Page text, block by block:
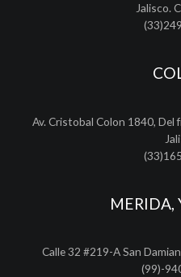
Jalisco.
Av. Cristobal Colon 1840, Del
MERIDA,
Calle 32 #219-A San
(99)-